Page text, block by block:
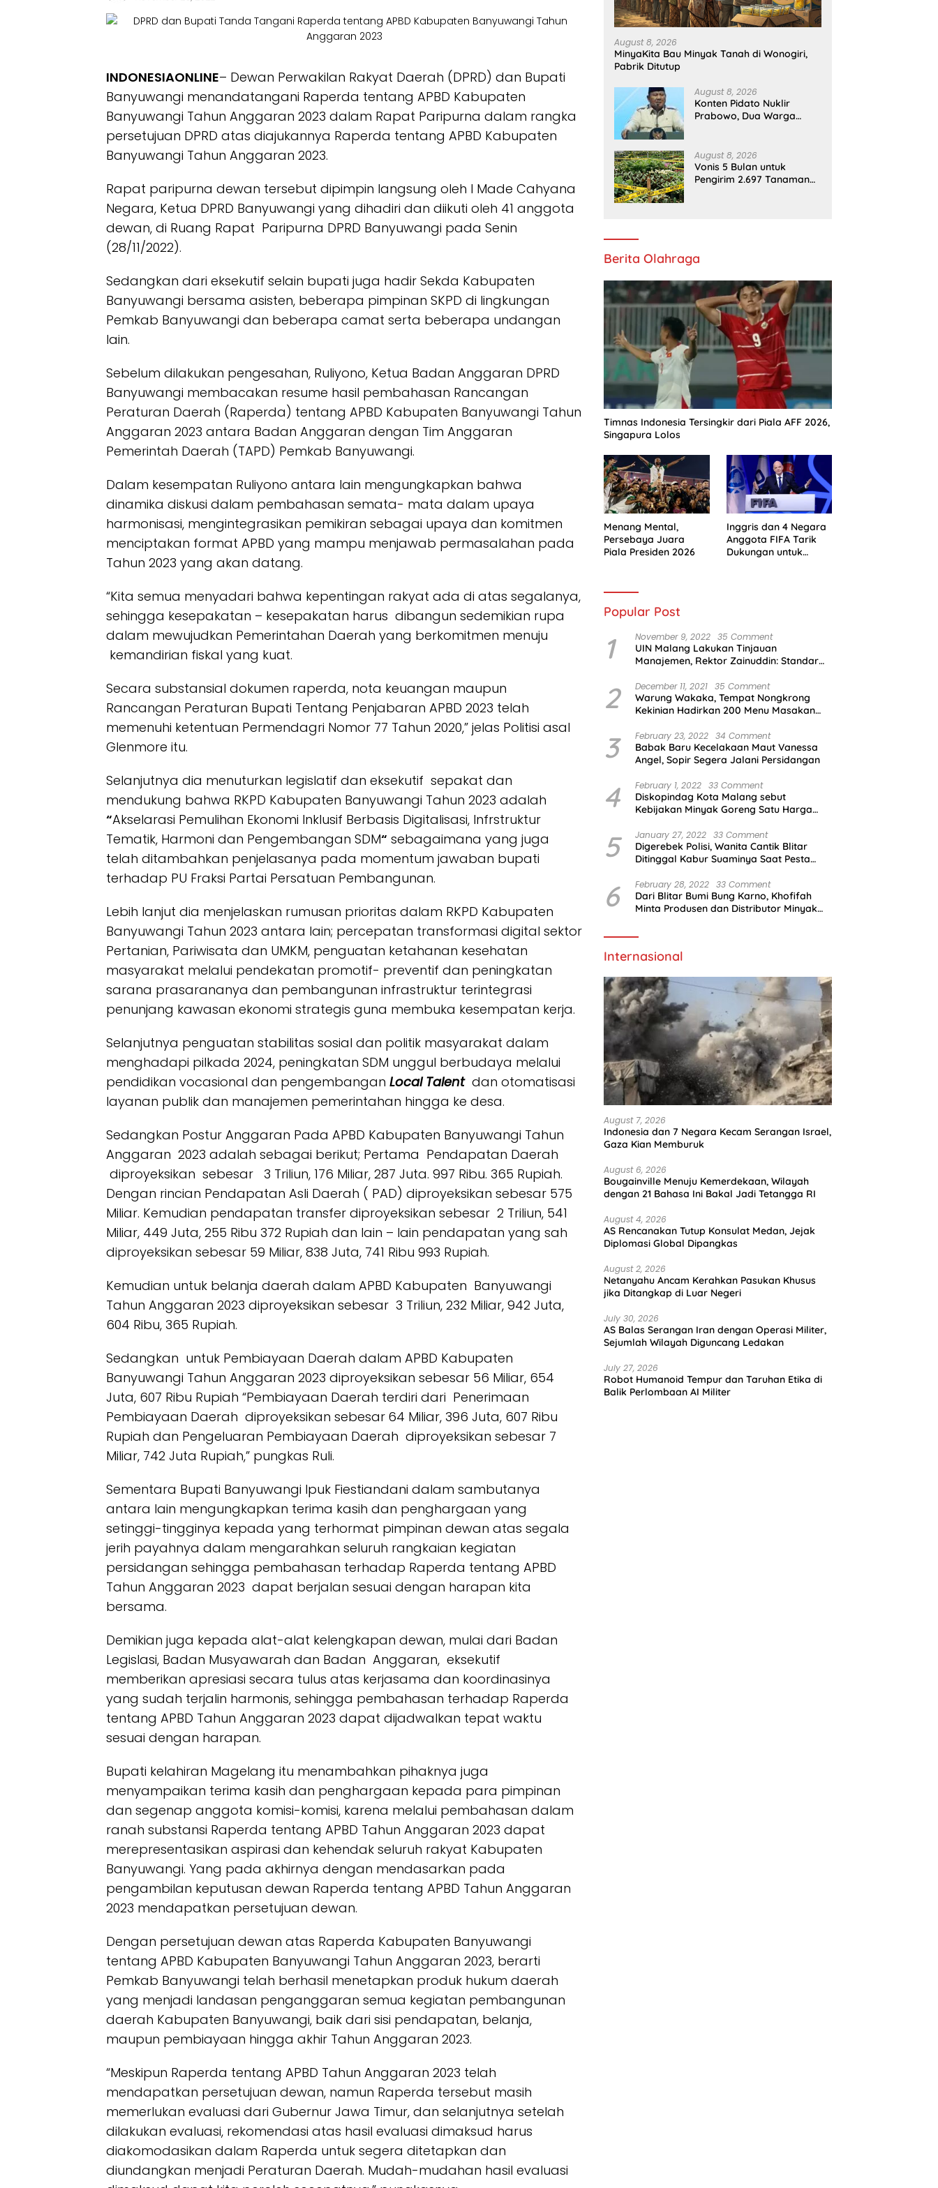
INDONESIAONLINE– Dewan Perwakilan Rakyat Daerah (DPRD) dan Bupati
Banyuwangi menandatangani Raperda tentang APBD Kabupaten
Banyuwangi Tahun Anggaran 2023 dalam Rapat Paripurna dalam rangka
persetujuan DPRD atas diajukannya Raperda tentang APBD Kabupaten
Banyuwangi Tahun Anggaran 2023.
Rapat paripurna dewan tersebut dipimpin langsung oleh I Made Cahyana
Negara, Ketua DPRD Banyuwangi yang dihadiri dan diikuti oleh 41 anggota
dewan, di Ruang Rapat Paripurna DPRD Banyuwangi pada Senin
(28/11/2022).
Sedangkan dari eksekutif selain bupati juga hadir Sekda Kabupaten
Banyuwangi bersama asisten, beberapa pimpinan SKPD di lingkungan
Pemkab Banyuwangi dan beberapa camat serta beberapa undangan
lain.
Sebelum dilakukan pengesahan, Ruliyono, Ketua Badan Anggaran DPRD
Banyuwangi membacakan resume hasil pembahasan Rancangan
Peraturan Daerah (Raperda) tentang APBD Kabupaten Banyuwangi Tahun
Anggaran 2023 antara Badan Anggaran dengan Tim Anggaran
Pemerintah Daerah (TAPD) Pemkab Banyuwangi.
Dalam kesempatan Ruliyono antara lain mengungkapkan bahwa
dinamika diskusi dalam pembahasan semata- mata dalam upaya
harmonisasi, mengintegrasikan pemikiran sebagai upaya dan komitmen
menciptakan format APBD yang mampu menjawab permasalahan pada
Tahun 2023 yang akan datang.
“Kita semua menyadari bahwa kepentingan rakyat ada di atas segalanya,
sehingga kesepakatan – kesepakatan harus dibangun sedemikian rupa
dalam mewujudkan Pemerintahan Daerah yang berkomitmen menuju
kemandirian fiskal yang kuat.
Secara substansial dokumen raperda, nota keuangan maupun
Rancangan Peraturan Bupati Tentang Penjabaran APBD 2023 telah
memenuhi ketentuan Permendagri Nomor 77 Tahun 2020,” jelas Politisi asal
Glenmore itu.
Selanjutnya dia menuturkan legislatif dan eksekutif sepakat dan
mendukung bahwa RKPD Kabupaten Banyuwangi Tahun 2023 adalah
“Akselarasi Pemulihan Ekonomi Inklusif Berbasis Digitalisasi, Infrstruktur
Tematik, Harmoni dan Pengembangan SDM“ sebagaimana yang juga
telah ditambahkan penjelasanya pada momentum jawaban bupati
terhadap PU Fraksi Partai Persatuan Pembangunan.
Lebih lanjut dia menjelaskan rumusan prioritas dalam RKPD Kabupaten
Banyuwangi Tahun 2023 antara lain; percepatan transformasi digital sektor
Pertanian, Pariwisata dan UMKM, penguatan ketahanan kesehatan
masyarakat melalui pendekatan promotif- preventif dan peningkatan
sarana prasarananya dan pembangunan infrastruktur terintegrasi
penunjang kawasan ekonomi strategis guna membuka kesempatan kerja.
Selanjutnya penguatan stabilitas sosial dan politik masyarakat dalam
menghadapi pilkada 2024, peningkatan SDM unggul berbudaya melalui
pendidikan vocasional dan pengembangan Local Talent dan otomatisasi
layanan publik dan manajemen pemerintahan hingga ke desa.
Sedangkan Postur Anggaran Pada APBD Kabupaten Banyuwangi Tahun
Anggaran 2023 adalah sebagai berikut; Pertama Pendapatan Daerah
diproyeksikan sebesar 3 Triliun, 176 Miliar, 287 Juta. 997 Ribu. 365 Rupiah.
Dengan rincian Pendapatan Asli Daerah ( PAD) diproyeksikan sebesar 575
Miliar. Kemudian pendapatan transfer diproyeksikan sebesar 2 Triliun, 541
Miliar, 449 Juta, 255 Ribu 372 Rupiah dan lain – lain pendapatan yang sah
diproyeksikan sebesar 59 Miliar, 838 Juta, 741 Ribu 993 Rupiah.
Kemudian untuk belanja daerah dalam APBD Kabupaten Banyuwangi
Tahun Anggaran 2023 diproyeksikan sebesar 3 Triliun, 232 Miliar, 942 Juta,
604 Ribu, 365 Rupiah.
Sedangkan untuk Pembiayaan Daerah dalam APBD Kabupaten
Banyuwangi Tahun Anggaran 2023 diproyeksikan sebesar 56 Miliar, 654
Juta, 607 Ribu Rupiah “Pembiayaan Daerah terdiri dari Penerimaan
Pembiayaan Daerah diproyeksikan sebesar 64 Miliar, 396 Juta, 607 Ribu
Rupiah dan Pengeluaran Pembiayaan Daerah diproyeksikan sebesar 7
Miliar, 742 Juta Rupiah,” pungkas Ruli.
Sementara Bupati Banyuwangi Ipuk Fiestiandani dalam sambutanya
antara lain mengungkapkan terima kasih dan penghargaan yang
setinggi-tingginya kepada yang terhormat pimpinan dewan atas segala
jerih payahnya dalam mengarahkan seluruh rangkaian kegiatan
persidangan sehingga pembahasan terhadap Raperda tentang APBD
Tahun Anggaran 2023 dapat berjalan sesuai dengan harapan kita
bersama.
Demikian juga kepada alat-alat kelengkapan dewan, mulai dari Badan
Legislasi, Badan Musyawarah dan Badan Anggaran, eksekutif
memberikan apresiasi secara tulus atas kerjasama dan koordinasinya
yang sudah terjalin harmonis, sehingga pembahasan terhadap Raperda
tentang APBD Tahun Anggaran 2023 dapat dijadwalkan tepat waktu
sesuai dengan harapan.
Bupati kelahiran Magelang itu menambahkan pihaknya juga
menyampaikan terima kasih dan penghargaan kepada para pimpinan
dan segenap anggota komisi-komisi, karena melalui pembahasan dalam
ranah substansi Raperda tentang APBD Tahun Anggaran 2023 dapat
merepresentasikan aspirasi dan kehendak seluruh rakyat Kabupaten
Banyuwangi. Yang pada akhirnya dengan mendasarkan pada
pengambilan keputusan dewan Raperda tentang APBD Tahun Anggaran
2023 mendapatkan persetujuan dewan.
Dengan persetujuan dewan atas Raperda Kabupaten Banyuwangi
tentang APBD Kabupaten Banyuwangi Tahun Anggaran 2023, berarti
Pemkab Banyuwangi telah berhasil menetapkan produk hukum daerah
yang menjadi landasan penganggaran semua kegiatan pembangunan
daerah Kabupaten Banyuwangi, baik dari sisi pendapatan, belanja,
maupun pembiayaan hingga akhir Tahun Anggaran 2023.
“Meskipun Raperda tentang APBD Tahun Anggaran 2023 telah
mendapatkan persetujuan dewan, namun Raperda tersebut masih
memerlukan evaluasi dari Gubernur Jawa Timur, dan selanjutnya setelah
dilakukan evaluasi, rekomendasi atas hasil evaluasi dimaksud harus
diakomodasikan dalam Raperda untuk segera ditetapkan dan
diundangkan menjadi Peraturan Daerah. Mudah-mudahan hasil evaluasi
August 8, 2026
MinyaKita Bau Minyak Tanah di Wonogiri,
Pabrik Ditutup
August 8, 2026
Konten Pidato Nuklir
Prabowo, Dua Warga
August 8, 2026
Vonis 5 Bulan untuk
Pengirim 2.697 Tanaman
Berita Olahraga
Timnas Indonesia Tersingkir dari Piala AFF 2026,
Singapura Lolos
Menang Mental,
Persebaya Juara
Piala Presiden 2026
Inggris dan 4 Negara
Anggota FIFA Tarik
Dukungan untuk
Popular Post
1 November 9, 2022 35 Comment
UIN Malang Lakukan Tinjauan
Manajemen, Rektor Zainuddin: Standar
2 December 11, 2021 35 Comment
Warung Wakaka, Tempat Nongkrong
Kekinian Hadirkan 200 Menu Masakan
3 February 23, 2022 34 Comment
Babak Baru Kecelakaan Maut Vanessa
Angel, Sopir Segera Jalani Persidangan
4 February 1, 2022 33 Comment
Diskopindag Kota Malang sebut
Kebijakan Minyak Goreng Satu Harga
5 January 27, 2022 33 Comment
Digerebek Polisi, Wanita Cantik Blitar
Ditinggal Kabur Suaminya Saat Pesta
6 February 28, 2022 33 Comment
Dari Blitar Bumi Bung Karno, Khofifah
Minta Produsen dan Distributor Minyak
Internasional
August 7, 2026
Indonesia dan 7 Negara Kecam Serangan Israel,
Gaza Kian Memburuk
August 6, 2026
Bougainville Menuju Kemerdekaan, Wilayah
dengan 21 Bahasa Ini Bakal Jadi Tetangga RI
August 4, 2026
AS Rencanakan Tutup Konsulat Medan, Jejak
Diplomasi Global Dipangkas
August 2, 2026
Netanyahu Ancam Kerahkan Pasukan Khusus
jika Ditangkap di Luar Negeri
July 30, 2026
AS Balas Serangan Iran dengan Operasi Militer,
Sejumlah Wilayah Diguncang Ledakan
July 27, 2026
Robot Humanoid Tempur dan Taruhan Etika di
Balik Perlombaan AI Militer